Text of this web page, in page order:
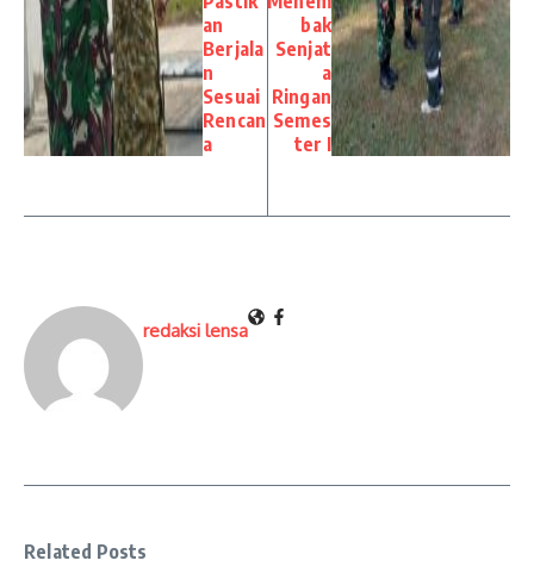
an
Berjala
n
Sesuai
Rencan
a
bak
Senjat
a
Ringan
Semes
ter I
redaksi lensa
Related Posts